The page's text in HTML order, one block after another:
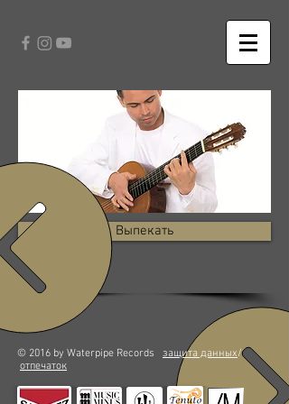
Выпекать
© 2016 by Waterpipe Records защита данных/
отпечаток